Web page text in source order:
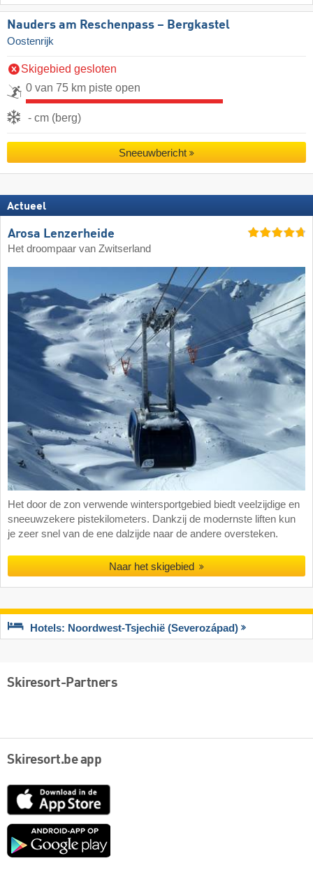
Nauders am Reschenpass – Bergkastel
Oostenrijk
Skigebied gesloten
0 van 75 km piste open
- cm (berg)
Sneeuwbericht
Actueel
Arosa Lenzerheide
Het droompaar van Zwitserland
Het door de zon verwende wintersportgebied biedt veelzijdige en
sneeuwzekere pistekilometers. Dankzij de modernste liften kun
je zeer snel van de ene dalzijde naar de andere oversteken.
Naar het skigebied
Hotels: Noordwest-Tsjechië (Severozápad)
Skiresort-Partners
Skiresort.be app
App
Google